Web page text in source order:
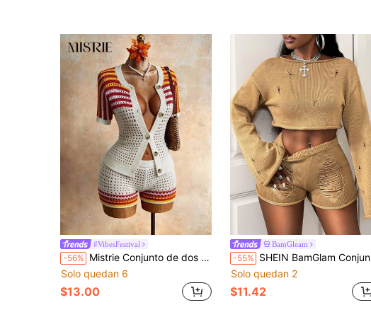
#VibesFestival
-56% Mistrie Conjunto de dos piezas de mujer, suéter tipo cárdigan, de manga corta tejida, pantalones cortos a rayas en naranja y amarillo con calado, ropa casual a rayas con calado para viajes, vacaciones, fiestas, ropa de mujer, estilos de primavera y otoño, estilos de verano e invierno.
Solo quedan 6
$13.00
BamGleam
-55% SHEIN BamGlam Conjunto de 2 piezas de suéter marrón para mujer, shorts con cordón y top de manga larga, conjunto casual, elegante y sexy para otoño/invierno
Solo quedan 2
$11.42